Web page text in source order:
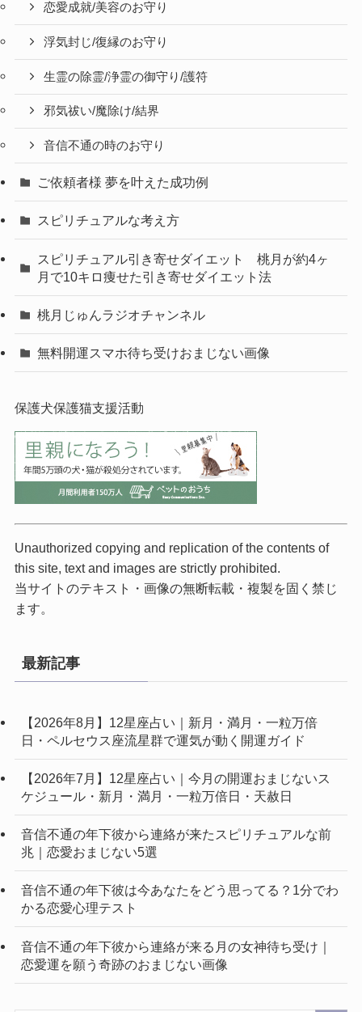
恋愛成就/美容のお守り
浮気封じ/復縁のお守り
生霊の除霊/浄霊の御守り/護符
邪気祓い/魔除け/結界
音信不通の時のお守り
ご依頼者様 夢を叶えた成功例
スピリチュアルな考え方
スピリチュアル引き寄せダイエット 桃月が約4ヶ
月で10キロ痩せた引き寄せダイエット法
桃月じゅんラジオチャンネル
無料開運スマホ待ち受けおまじない画像
保護犬保護猫支援活動
Unauthorized copying and replication of the contents of
this site, text and images are strictly prohibited.
当サイトのテキスト・画像の無断転載・複製を固く禁じ
ます。
最新記事
【2026年8月】12星座占い｜新月・満月・一粒万倍
日・ペルセウス座流星群で運気が動く開運ガイド
【2026年7月】12星座占い｜今月の開運おまじないス
ケジュール・新月・満月・一粒万倍日・天赦日
音信不通の年下彼から連絡が来たスピリチュアルな前
兆｜恋愛おまじない5選
音信不通の年下彼は今あなたをどう思ってる？1分でわ
かる恋愛心理テスト
音信不通の年下彼から連絡が来る月の女神待ち受け｜
恋愛運を願う奇跡のおまじない画像